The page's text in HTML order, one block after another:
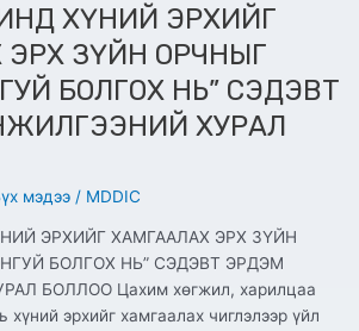
ХҮНИЙ ЭРХИЙГ
ЗҮЙН ОРЧНЫГ
БОЛГОХ НЬ” СЭДЭВТ
ХУРАЛ
мэдээ / MDDIC
ЭРХИЙГ ХАМГААЛАХ ЭРХ ЗҮЙН
БОЛГОХ НЬ” СЭДЭВТ ЭРДЭМ
БОЛЛОО Цахим хөгжил, харилцаа
эрхийг хамгаалах чиглэлээр үйл